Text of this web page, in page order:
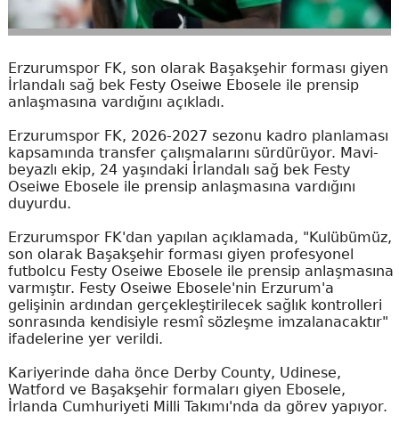
Erzurumspor FK, son olarak Başakşehir forması giyen
İrlandalı sağ bek Festy Oseiwe Ebosele ile prensip
anlaşmasına vardığını açıkladı.
Erzurumspor FK, 2026-2027 sezonu kadro planlaması
kapsamında transfer çalışmalarını sürdürüyor. Mavi-
beyazlı ekip, 24 yaşındaki İrlandalı sağ bek Festy
Oseiwe Ebosele ile prensip anlaşmasına vardığını
duyurdu.
Erzurumspor FK'dan yapılan açıklamada, "Kulübümüz,
son olarak Başakşehir forması giyen profesyonel
futbolcu Festy Oseiwe Ebosele ile prensip anlaşmasına
varmıştır. Festy Oseiwe Ebosele'nin Erzurum'a
gelişinin ardından gerçekleştirilecek sağlık kontrolleri
sonrasında kendisiyle resmî sözleşme imzalanacaktır"
ifadelerine yer verildi.
Kariyerinde daha önce Derby County, Udinese,
Watford ve Başakşehir formaları giyen Ebosele,
İrlanda Cumhuriyeti Milli Takımı'nda da görev yapıyor.